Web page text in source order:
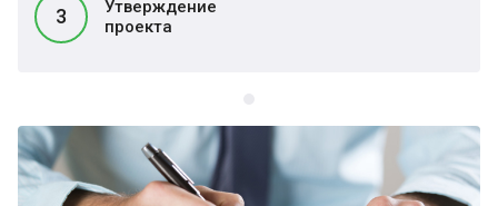
3
Утверждение
проекта